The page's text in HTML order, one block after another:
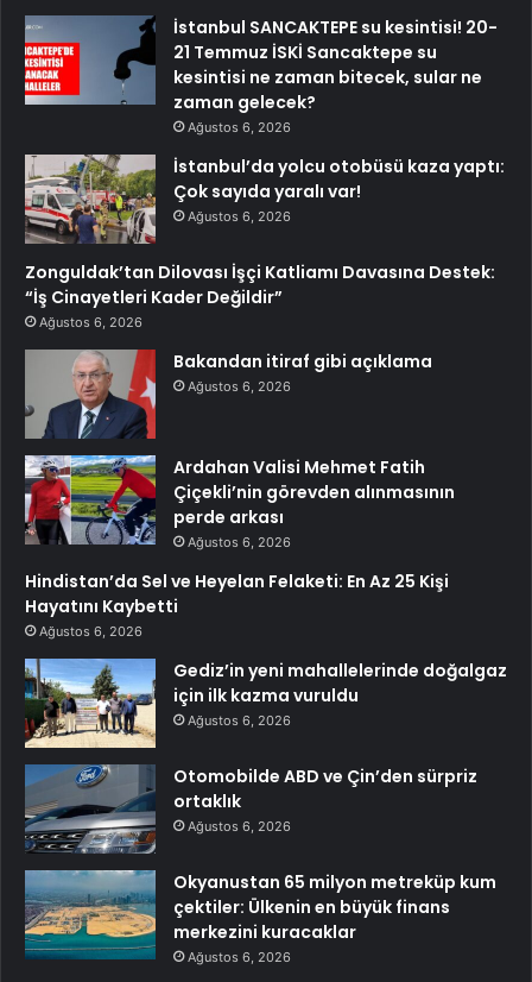
İstanbul SANCAKTEPE su kesintisi! 20-
21 Temmuz İSKİ Sancaktepe su
kesintisi ne zaman bitecek, sular ne
zaman gelecek?
Ağustos 6, 2026
İstanbul’da yolcu otobüsü kaza yaptı:
Çok sayıda yaralı var!
Ağustos 6, 2026
Zonguldak’tan Dilovası İşçi Katliamı Davasına Destek:
“İş Cinayetleri Kader Değildir”
Ağustos 6, 2026
Bakandan itiraf gibi açıklama
Ağustos 6, 2026
Ardahan Valisi Mehmet Fatih
Çiçekli’nin görevden alınmasının
perde arkası
Ağustos 6, 2026
Hindistan’da Sel ve Heyelan Felaketi: En Az 25 Kişi
Hayatını Kaybetti
Ağustos 6, 2026
Gediz’in yeni mahallelerinde doğalgaz
için ilk kazma vuruldu
Ağustos 6, 2026
Otomobilde ABD ve Çin’den sürpriz
ortaklık
Ağustos 6, 2026
Okyanustan 65 milyon metreküp kum
çektiler: Ülkenin en büyük finans
merkezini kuracaklar
Ağustos 6, 2026